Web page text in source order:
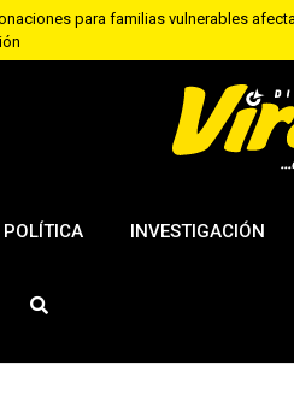
para familias vulnerables
policías investigados por presunto
POLÍTICA INVESTIGACIÓN